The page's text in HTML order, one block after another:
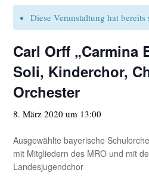
Diese Veranstaltung hat bereits
Carl Orff „Carmina
Soli, Kinderchor,
Orchester
8. März 2020 um 13:00
Ausgewählte bayerische
mit Mitgliedern des MRO und mit
Landesjugendchor